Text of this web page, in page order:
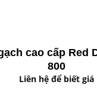
cao cấp Red
800
Liên hệ để biết giá